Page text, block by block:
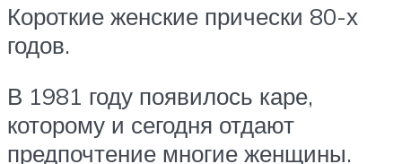
Короткие женские прически 80-х
годов.
В 1981 году появилось каре,
которому и сегодня отдают
предпочтение многие женщины.